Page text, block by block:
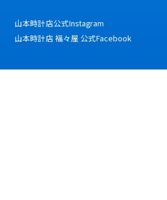
山本時計店公式Instagram
山本時計店 福々屋 公式Facebook